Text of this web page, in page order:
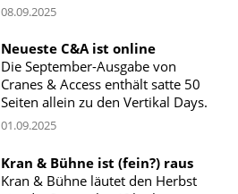
08.09.2025
Neueste C&A ist online
Die September-Ausgabe von
Cranes & Access enthält satte 50
Seiten allein zu den Vertikal Days.
01.09.2025
Kran & Bühne ist (fein?) raus
Kran & Bühne läutet den Herbst